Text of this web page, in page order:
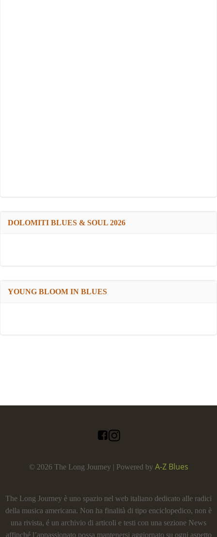
DOLOMITI BLUES & SOUL 2026
YOUNG BLOOM IN BLUES
© 2026 The Long Journey | Powered by A-Z Blues
The Long Journey è uno spazio nel web italiano dedicato alle radici
della musica americana. Non ha finalità di tipo enciclopedico, non è
una rivista, é un archivio di articoli e testi con una sezione News
affinché l’appassionato possa mantenersi aggiornato su ogni aspetto